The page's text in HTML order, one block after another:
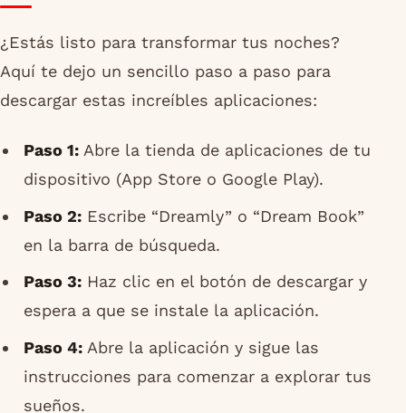
¿Estás listo para transformar tus noches?
Aquí te dejo un sencillo paso a paso para
descargar estas increíbles aplicaciones:
Paso 1:Abre la tienda de aplicaciones de tu
dispositivo (App Store o Google Play).
Paso 2:Escribe “Dreamly” o “Dream Book”
en la barra de búsqueda.
Paso 3:Haz clic en el botón de descargar y
espera a que se instale la aplicación.
Paso 4:Abre la aplicación y sigue las
instrucciones para comenzar a explorar tus
sueños.